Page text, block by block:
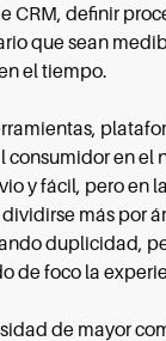
CRM, definir
que sean
el tiempo.
consumidor en el
y fácil, pero en
más por
duplicidad,
de foco la
de mayor